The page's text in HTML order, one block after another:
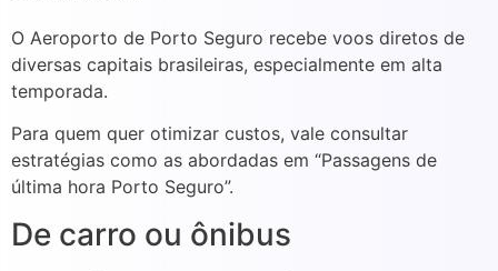
O Aeroporto de Porto Seguro recebe voos diretos de
diversas capitais brasileiras, especialmente em alta
temporada.
Para quem quer otimizar custos, vale consultar
estratégias como as abordadas em “Passagens de
última hora Porto Seguro”.
De carro ou ônibus